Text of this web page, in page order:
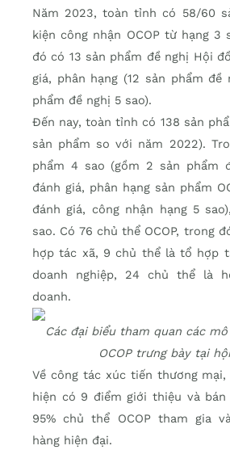
Năm 2023, toàn tỉnh có 58/60
kiện công nhận OCOP từ hạng
đó có 13 sản phẩm đề nghị Hội
giá, phân hạng (12 sản phẩm đề
phẩm đề nghị 5 sao).
Đến nay, toàn tỉnh có 138 sản
sản phẩm so với năm 2022).
phẩm 4 sao (gồm 2 sản phẩm
đánh giá, phân hạng sản phẩm
đánh giá, công nhận hạng 5
sao. Có 76 chủ thể OCOP, trong
hợp tác xã, 9 chủ thể là tổ hợp
doanh nghiệp, 24 chủ thể là
doanh.
Các đại biểu tham quan các
OCOP trưng bày tại
Về công tác xúc tiến thương
hiện có 9 điểm giới thiệu và bán
95% chủ thể OCOP tham gia
hàng hiện đại.